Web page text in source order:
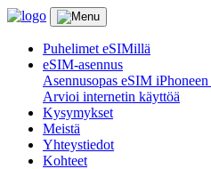
Puhelimet eSIMillä
eSIM-asennus
Asennusopas eSIM iPhoneen
Arvioi internetin käyttöä
Kysymykset
Meistä
Yhteystiedot
Kohteet